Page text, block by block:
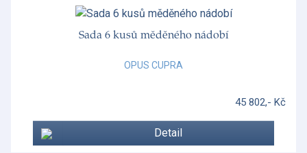
Sada 6 kusů měděného nádobí
OPUS CUPRA
45 802,- Kč
Detail